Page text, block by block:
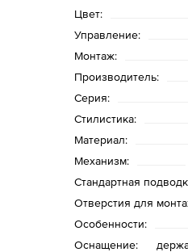
Цвет:
Управление:
Монтаж:
Производитель:
Серия:
Стилистика:
Материал:
Механизм:
Стандартная
Отверстия для
Особенности:
Оснащение: